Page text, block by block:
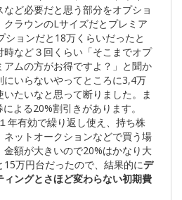
ど必要だと思う部分をオプショ
クラウンのLサイズだとプレミア
ションだと18万くらいだったと
など３回くらい「そこまでオプ
ムの方がお得ですよ？」と聞か
いらないやってところに3,4万
たいなと思って断りました。ま
よる20%割引きがあります。
年有効で繰り返し使え、持ち株
ットオークションなどで買う場
額が大きいので20%はかなり大
万円台だったので、結果的にデ
ィングとさほど変わらない初期費